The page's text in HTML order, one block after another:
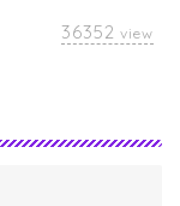
36352 view